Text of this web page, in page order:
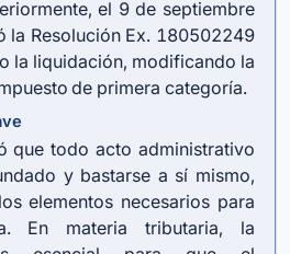
el 9 de septiembre
la Resolución Ex. 180502249
la liquidación, modificando la
de primera categoría.
que todo acto administrativo
y bastarse a sí mismo,
elementos necesarios para
En materia tributaria, la